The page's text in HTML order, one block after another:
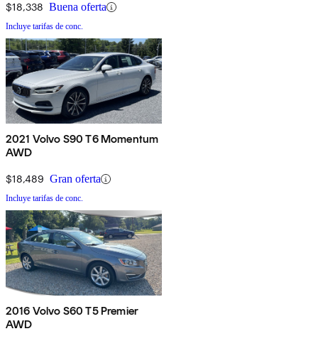
$18,338 Buena oferta
Incluye tarifas de conc.
2021 Volvo S90 T6 Momentum
AWD
$18,489 Gran oferta
Incluye tarifas de conc.
2016 Volvo S60 T5 Premier
AWD